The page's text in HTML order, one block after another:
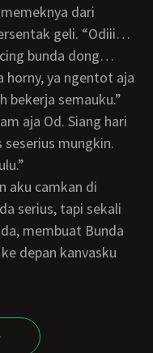
dari
geli. “Odiii…
bunda dong…
bekerja semauku.”
mungkin.
serius, tapi sekali
membuat Bunda
depan kanvasku